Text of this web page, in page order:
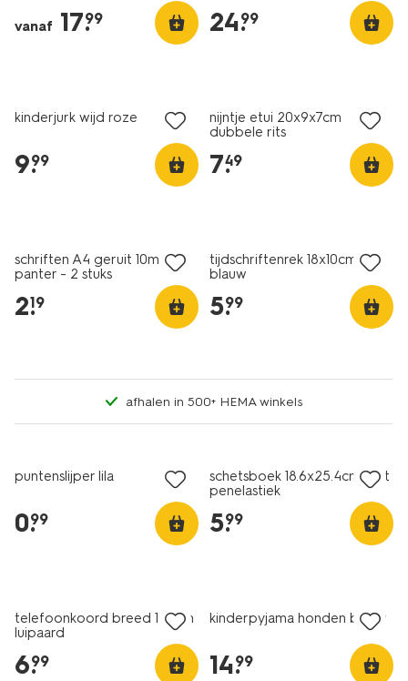
vanaf 17.
99 24.
99
kinderjurk wijd roze
9.
99
nijntje etui 20x9x7cm
dubbele rits
7.
49
schriften A4 geruit 10mm
panter - 2 stuks
2.
19
tijdschriftenrek 18x10cm
blauw
5.
99
afhalen in 500+ HEMA winkels
puntenslijper lila
0.
99
schetsboek 18.6x25.4cm met
penelastiek
5.
99
telefoonkoord breed 125cm
luipaard
6.
99
kinderpyjama honden blauw
14.
99